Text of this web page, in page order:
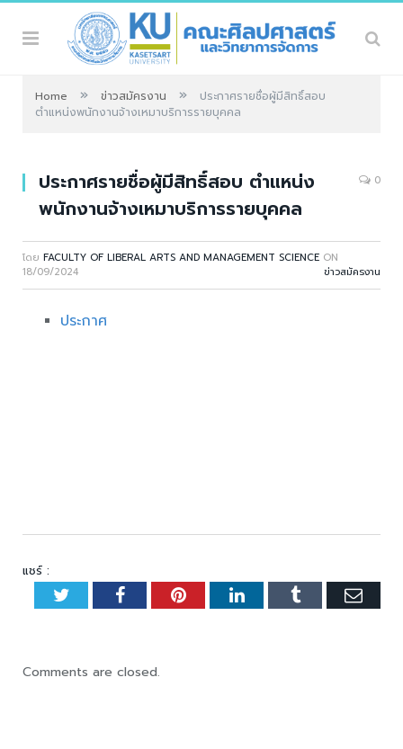
Home » ข่าวสมัครงาน »
ประกาศรายชื่อผู้มีสิทธิ์สอบ
ตำแหน่งพนักงานจ้างเหมาบริการรายบุคคล
ประกาศรายชื่อผู้มีสิทธิ์สอบ ตำแหน่ง
พนักงานจ้างเหมาบริการรายบุคคล
0
โดย FACULTY OF LIBERAL ARTS AND MANAGEMENT SCIENCE ON
18/09/2024
ข่าวสมัครงาน
ประกาศ
แชร์ :
TwitterFacebookPinterestLinkedInTumblr
Comments are closed.